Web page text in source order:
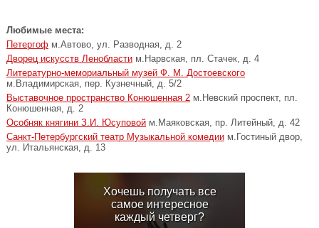
Любимые места:
Петергоф м.Автово, ул. Разводная, д. 2
Дворец искусств Ленобласти м.Нарвская, пл. Стачек, д. 4
Литературно-мемориальный музей Ф. М. Достоевского
м.Владимирская, пер. Кузнечный, д. 5/2
Выставочное пространство Конюшенная 2 м.Невский проспект, пл.
Конюшенная, д. 2
Особняк княгини З.И. Юсуповой м.Маяковская, пр. Литейный, д. 42
Санкт-Петербургский театр Музыкальной комедии м.Гостиный двор,
ул. Итальянская, д. 13
Хочешь получать все
самое интересное
каждый четверг?